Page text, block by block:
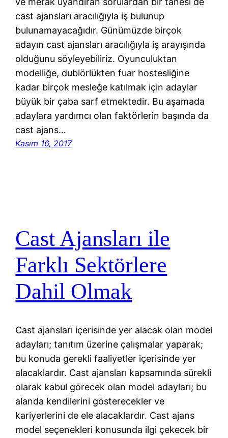
cast ajansları aracılığıyla iş bulunup
bulunamayacağıdır. Günümüzde birçok
adayın cast ajansları aracılığıyla iş arayışında
olduğunu söyleyebiliriz. Oyunculuktan
modelliğe, dublörlükten fuar hostesliğine
kadar birçok mesleğe katılmak için adaylar
büyük bir çaba sarf etmektedir. Bu aşamada
adaylara yardımcı olan faktörlerin başında da
cast ajans…
Kasım 16, 2017
Cast Ajansları ile
Farklı Sektörlere
Dahil Olmak
Cast ajansları içerisinde yer alacak olan model
adayları; tanıtım üzerine çalışmalar yaparak;
bu konuda gerekli faaliyetler içerisinde yer
alacaklardır. Cast ajansları kapsamında sürekli
olarak kabul görecek olan model adayları; bu
alanda kendilerini gösterecekler ve
kariyerlerini de ele alacaklardır. Cast ajans
model seçenekleri konusunda ilgi çekecek bir